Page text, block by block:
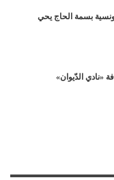
بسمة الحاج يحي
«نادي الدّيوان»